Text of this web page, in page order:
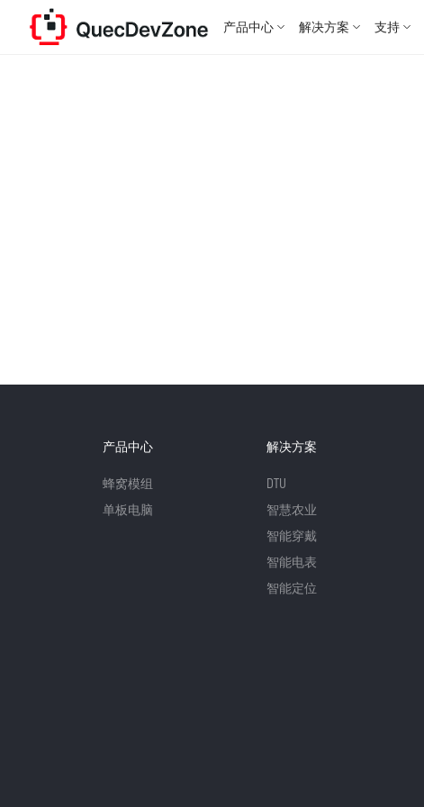
产品中心 解决方案 支持
产品中心
蜂窝模组
单板电脑
解决方案
DTU
智慧农业
智能穿戴
智能电表
智能定位